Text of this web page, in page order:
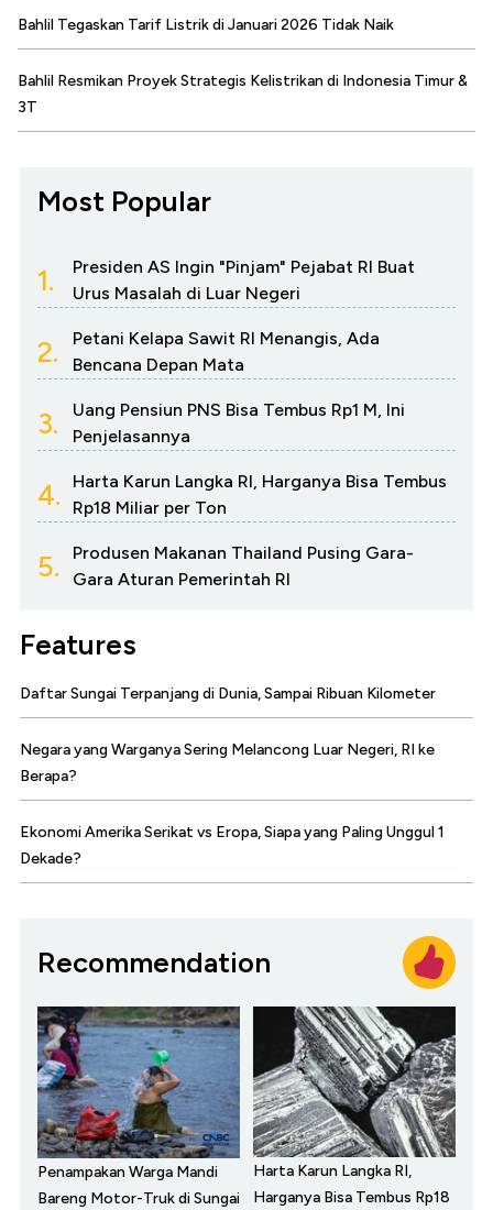
Bahlil Tegaskan Tarif Listrik di Januari 2026 Tidak Naik
Bahlil Resmikan Proyek Strategis Kelistrikan di Indonesia Timur &
3T
Most Popular
1.
Presiden AS Ingin "Pinjam" Pejabat RI Buat
Urus Masalah di Luar Negeri
2.
Petani Kelapa Sawit RI Menangis, Ada
Bencana Depan Mata
3.
Uang Pensiun PNS Bisa Tembus Rp1 M, Ini
Penjelasannya
4.
Harta Karun Langka RI, Harganya Bisa Tembus
Rp18 Miliar per Ton
5.
Produsen Makanan Thailand Pusing Gara-
Gara Aturan Pemerintah RI
Features
Daftar Sungai Terpanjang di Dunia, Sampai Ribuan Kilometer
Negara yang Warganya Sering Melancong Luar Negeri, RI ke
Berapa?
Ekonomi Amerika Serikat vs Eropa, Siapa yang Paling Unggul 1
Dekade?
Recommendation
Penampakan Warga Mandi
Bareng Motor-Truk di Sungai
Harta Karun Langka RI,
Harganya Bisa Tembus Rp18